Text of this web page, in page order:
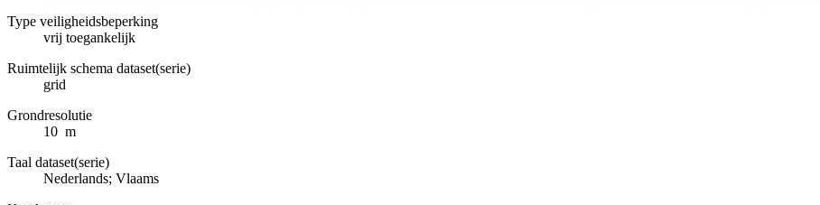
Type veiligheidsbeperking
vrij toegankelijk
Ruimtelijk schema dataset(serie)
grid
Grondresolutie
10 m
Taal dataset(serie)
Nederlands; Vlaams